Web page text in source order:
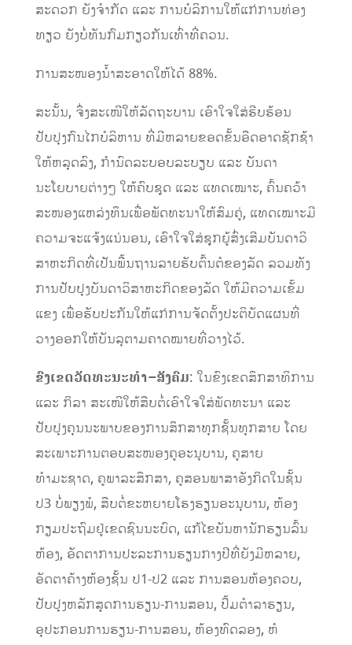
ສະດວກ​​ ຍັງ​ຈຳກັດ ​ແລະ ການບໍລິການ​ໃຫ້​​ແກ່​ການທ່ອງ​
ທຽວ ຍັງ​ບໍ່​ທັນ​ກົມກຽວ​ກັນ​ເທົ່າ​ທີ່​ຄວນ.
ການສະ​ໜອງ​ນ້ຳ​ສະອາດ​ໃຫ້​ໄດ້ 88%.
ສະນັ້ນ, ຈຶ່ງສະເໜີໃຫ້ລັດຖະບານ ​ເອົາ​ໃຈ​ໃສ່​ຮີບ​ຮ້ອນ
ປັບປຸງ​ກົນ​ໄກ​ບໍລິຫານ ທີ່​ມີ​ຫລາຍ​ຂອດ​ຂັ້ນອືດ​ອາດ​ຊັກ​ຊ້າ
ໃຫ້​ຫລຸດ​ລົງ, ກຳນົດລະບອບ​ລະບຽບ ​ແລະ ບັນດາ
ນະໂຍບາຍຕ່າງໆ ​ໃຫ້ຄົບ​ຊຸດ ​ແລະ ​ແທດ​ເໝາະ, ຄົ້ນຄວ້າ
ສະໜອງ​​ແຫ​ລ່ງທຶນ​ເພື່ອ​ພັດທະນາໃຫ້​​ສົມ​ຄູ່, ​ແທດ​ເໝາະມີ​
ຄວາມ​ຈະ​ແຈ້ງ​ແນ່ນອນ, ​​​ເອົາ​ໃຈ​ໃສ່​ຊຸກຍູ້​ສົ່ງ​ເສີມ​ບັນດາ​ວິ​
ສາ​ຫະກິດ​ທີ່​ເປັນພື້ນຖານ​ລາຍ​ຮັບ​ຕົ້ນ​ຕໍ​ຂອງ​ລັດ ລວມທັງ
ການ​ປັບປຸງ​ບັນດາ​ວິ​ສາ​ຫະກິດ​ຂອງ​ລັດ ໃຫ້​ມີ​ຄວາມ​ເຂັ້ມ​
ແຂງ ເພື່ອຮັບປະກັນໃຫ້ແກ່ການຈັດ​ຕັ້ງ​ປະຕິບັດ​ແຜນ​ທີ່
ວາງ​ອອກໃຫ້​ບັນລຸ​ຕາມ​ຄາດໝາຍທີ່​ວາງ​ໄວ້.
ຂົງເຂດວັດທະນະທໍາ–ສັງຄົມ: ໃນຂົງເຂດສຶກສາທິການ
ແລະ ກິລາ ສະເໜີໃຫ້ສືບຕໍ່ເອົາໃຈໃສ່ພັດທະນາ ແລະ
ປັບປຸງ​ຄຸນນະພາບຂອງການສຶກສາທຸກຊັ້ນທຸກສາຍ ​ໂດຍ
ສະເພາະການຕອບສະໜອງຄູ​ອະນຸບານ, ຄູ​ສາຍ
ທຳມະຊາດ, ຄູພາລະສຶກສາ, ຄູສອນພາສາອັງກິດໃນຊັ້ນ
ປ3 ບໍ່ພຽງພໍ, ສືບຕໍ່ຂະຫຍາຍ​ໂຮງຮຽນ​ອະນຸບານ, ຫ້ອງ​
ກຽມ​ປະຖົມຢູ່​ເຂດ​ຊົນນະບົດ​, ແກ້ໄຂບັນຫານັກຮຽນ​ລົ້ນ​
ຫ້ອງ, ອັດຕາ​ການ​ປະລະການຮຽນກາງປີທີ່ຍັງມີຫລາຍ,
ອັດຕາຄ້າງ​ຫ້ອງຊັ້ນ ປ1-ປ2 ແລະ ການ​ສອນ​ຫ້ອງ​ຄວບ​,
ປັບປຸງຫລັກສູດການ​ຮຽນ-ການ​ສອນ, ປຶ້ມຕໍາລາຮຽນ,
ອຸປະກອນການຮຽນ-ການສອນ, ຫ້ອງທົດລອງ, ຫໍ